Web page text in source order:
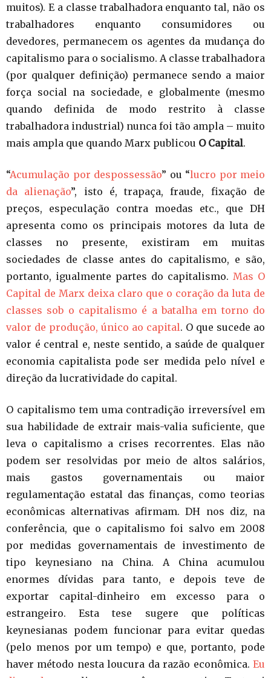
muitos). E a classe trabalhadora enquanto tal, não os
trabalhadores enquanto consumidores ou
devedores, permanecem os agentes da mudança do
capitalismo para o socialismo. A classe trabalhadora
(por qualquer definição) permanece sendo a maior
força social na sociedade, e globalmente (mesmo
quando definida de modo restrito à classe
trabalhadora industrial) nunca foi tão ampla – muito
mais ampla que quando Marx publicou O Capital.
“Acumulação por despossessão” ou “lucro por meio
da alienação”, isto é, trapaça, fraude, fixação de
preços, especulação contra moedas etc., que DH
apresenta como os principais motores da luta de
classes no presente, existiram em muitas
sociedades de classe antes do capitalismo, e são,
portanto, igualmente partes do capitalismo. Mas O
Capital de Marx deixa claro que o coração da luta de
classes sob o capitalismo é a batalha em torno do
valor de produção, único ao capital. O que sucede ao
valor é central e, neste sentido, a saúde de qualquer
economia capitalista pode ser medida pelo nível e
direção da lucratividade do capital.
O capitalismo tem uma contradição irreversível em
sua habilidade de extrair mais-valia suficiente, que
leva o capitalismo a crises recorrentes. Elas não
podem ser resolvidas por meio de altos salários,
mais gastos governamentais ou maior
regulamentação estatal das finanças, como teorias
econômicas alternativas afirmam. DH nos diz, na
conferência, que o capitalismo foi salvo em 2008
por medidas governamentais de investimento de
tipo keynesiano na China. A China acumulou
enormes dívidas para tanto, e depois teve de
exportar capital-dinheiro em excesso para o
estrangeiro. Esta tese sugere que políticas
keynesianas podem funcionar para evitar quedas
(pelo menos por um tempo) e que, portanto, pode
haver método nesta loucura da razão econômica. Eu